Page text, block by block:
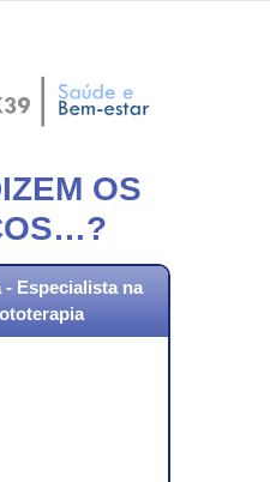
OS
- Especialista na